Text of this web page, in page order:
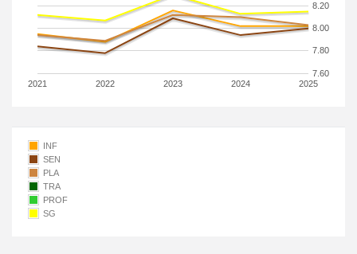
2021 2022 2023 2024 2025
7.60
7.80
8.00
8.20
INF
SEN
PLA
TRA
PROF
SG